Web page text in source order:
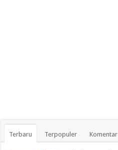
Terbaru Terpopuler Komentar